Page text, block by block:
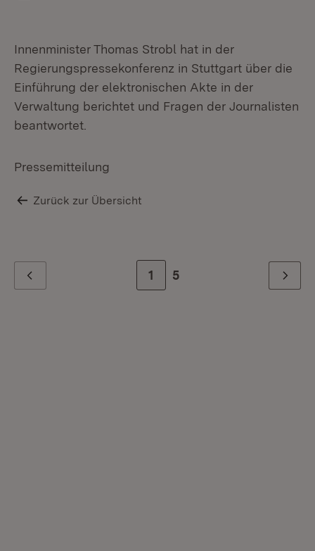
Innenminister Thomas Strobl hat in der
Regierungspressekonferenz in Stuttgart über die
Einführung der elektronischen Akte in der
Verwaltung berichtet und Fragen der Journalisten
beantwortet.
Pressemitteilung
Zurück zur Übersicht
Zur Seite
1 Zur letzten Seite
5 Weiter